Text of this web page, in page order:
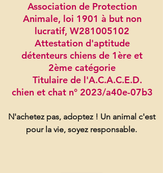
Association de Protection
Animale, loi 1901 à but non
lucratif, W281005102
Attestation d'aptitude
détenteurs chiens de 1ère et
2ème catégorie
Titulaire de l'A.C.A.C.E.D.
chien et chat n° 2023/a40e-07b3
N'achetez pas, adoptez ! Un animal c'est
pour la vie, soyez responsable.